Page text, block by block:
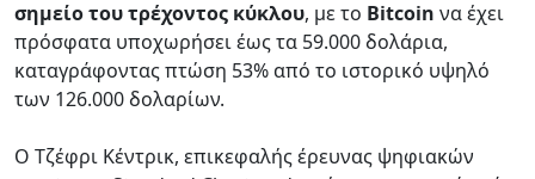
σημείο του τρέχοντος κύκλου, με το Bitcoin να έχει
πρόσφατα υποχωρήσει έως τα 59.000 δολάρια,
καταγράφοντας πτώση 53% από το ιστορικό υψηλό
των 126.000 δολαρίων.
Ο Τζέφρι Κέντρικ, επικεφαλής έρευνας ψηφιακών